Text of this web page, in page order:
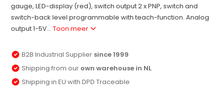
gauge, LED-display (red), switch output 2 x PNP, switch and
switch-back level programmable with teach-function. Analog
output 1-5V...Toon meer
B2B Industrial Supplier since 1999
Shipping from our own warehouse in NL
Shipping in EU with DPD Traceable